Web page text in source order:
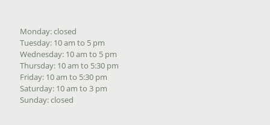
Monday: closed
Tuesday: 10 am to 5 pm
Wednesday: 10 am to 5 pm
Thursday: 10 am to 5:30 pm
Friday: 10 am to 5:30 pm
Saturday: 10 am to 3 pm
Sunday: closed